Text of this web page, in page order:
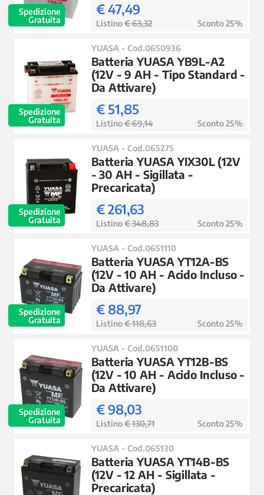
Spedizione
Gratuita
€ 47,49
Listino€ 63,32 Sconto 25%
Spedizione
Gratuita
YUASA - Cod.0650936
Batteria YUASA YB9L-A2
(12V - 9 AH - Tipo Standard -
Da Attivare)
€ 51,85
Listino€ 69,14 Sconto 25%
Spedizione
Gratuita
YUASA - Cod.065275
Batteria YUASA YIX30L (12V
- 30 AH - Sigillata -
Precaricata)
€ 261,63
Listino€ 348,83 Sconto 25%
Spedizione
Gratuita
YUASA - Cod.0651110
Batteria YUASA YT12A-BS
(12V - 10 AH - Acido Incluso -
Da Attivare)
€ 88,97
Listino€ 118,63 Sconto 25%
Spedizione
Gratuita
YUASA - Cod.0651100
Batteria YUASA YT12B-BS
(12V - 10 AH - Acido Incluso -
Da Attivare)
€ 98,03
Listino€ 130,71 Sconto 25%
YUASA - Cod.065130
Batteria YUASA YT14B-BS
(12V - 12 AH - Sigillata -
Precaricata)